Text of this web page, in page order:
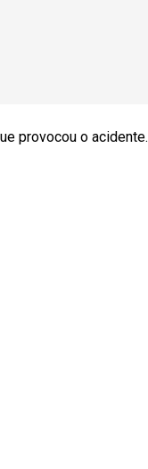
provocou o acidente.